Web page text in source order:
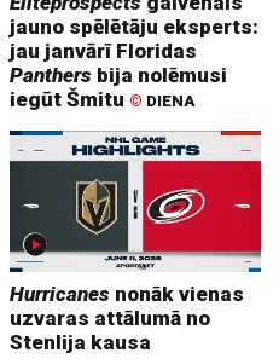
jauno spēlētāju eksperts:
jau janvārī Floridas
Panthers bija nolēmusi
iegūt Šmitu © DIENA
Hurricanes nonāk vienas
uzvaras attālumā no
Stenlija kausa